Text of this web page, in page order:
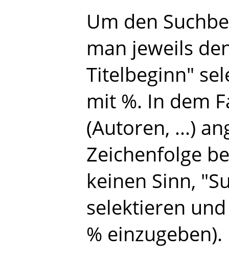
Um den
man jeweils
Titelbeginn"
mit %. In dem
(Autoren, ...)
Zeichenfolge
keinen Sinn,
selektieren
% einzugeben).